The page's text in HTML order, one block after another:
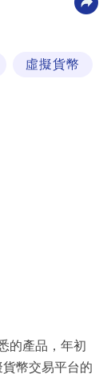
虛擬貨幣
的產品，年初
幣交易平台的